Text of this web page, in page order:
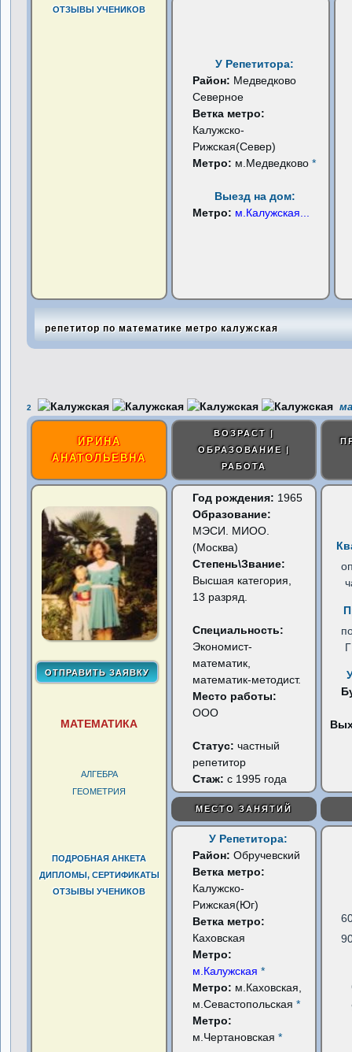
ОТЗЫВЫ УЧЕНИКОВ
У Репетитора:
Район: Медведково
Северное
Ветка метро:
Калужско-
Рижская(Север)
Метро: м.Медведково*
Выезд на дом:
Метро: м.Калужская
репетитор по математике метро калужская
2
ИРИНА
АНАТОЛЬЕВНА
ВОЗРАСТ |
ОБРАЗОВАНИЕ |
РАБОТА
МАТЕМАТИКА
АЛГЕБРА
ГЕОМЕТРИЯ
ПОДРОБНАЯ АНКЕТА
ДИПЛОМЫ, СЕРТИФИКАТЫ
ОТЗЫВЫ УЧЕНИКОВ
Год рождения: 1965
Образование:
МЭСИ. МИОО.
(Москва)
Степень\Звание:
Высшая категория,
13 разряд.
Специальность:
Экономист-
математик,
математик-методист.
Место работы:
ООО
Статус:частный
репетитор
Стаж: с 1995 года
МЕСТО ЗАНЯТИЙ
У Репетитора:
Район:Обручевский
Ветка метро:
Калужско-
Рижская(Юг)
Ветка метро:
Каховская
Метро:
м.Калужская *
Метро: м.Каховская,
м.Севастопольская*
Метро:
м.Чертановская*